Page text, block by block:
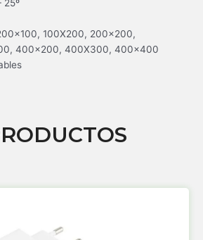
25º
100X200, 200×200,
400×200, 400X300, 400×400